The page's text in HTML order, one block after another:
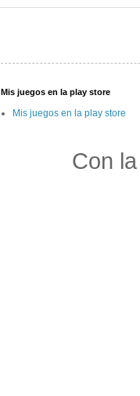
Mis juegos en la play store
Mis juegos en la play store
Con